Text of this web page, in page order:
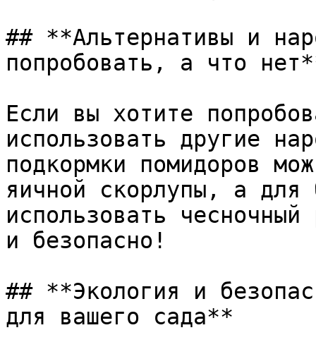
## **Альтернативы и
попробовать, а что
Если вы хотите
использовать другие
подкормки помидоров
яичной скорлупы, а для
использовать
и безопасно!
## **Экология и
для вашего сада**